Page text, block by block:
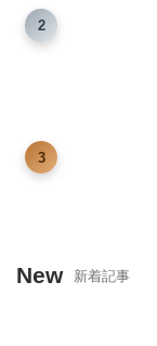
2
3
New 新着記事